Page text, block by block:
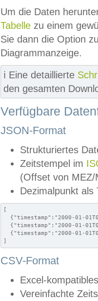
Um die Daten
Tabelle zu einem
Sie dann die Option
Diagrammanzeige.
ℹ️ Eine detaillierte
den gesamten
Verfügbare
JSON-Format
Strukturiertes
Zeitstempel im
(Offset von MEZ/
Dezimalpunkt als
[
{"timestamp":"2000-01-
{"timestamp":"2000-01-
{"timestamp":"2000-01-
]
CSV-Format
Excel-
Vereinfachte